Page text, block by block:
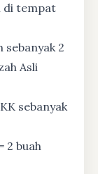
di tempat
2
Asli
sebanyak
2 buah